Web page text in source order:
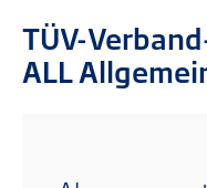
TÜV-
ALL